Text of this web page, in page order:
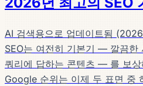
AI 검색용으로 업데이트됨
SEO는 여전히 기본기 — 깔끔한
쿼리에 답하는 콘텐츠 — 를 보
Google 순위는 이제 두 표면 중